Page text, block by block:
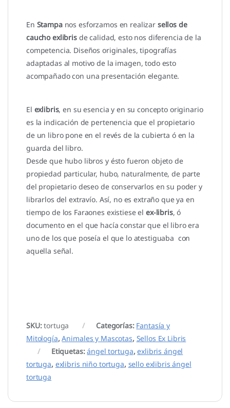
En Stampanos esforzamos en realizar sellos de
caucho exlibrisde calidad, esto nos diferencia de la
competencia. Diseños originales, tipografías
adaptadas al motivo de la imagen, todo esto
acompañado con una presentación elegante.
El exlibris, en su esencia y en su concepto originario
es la indicación de pertenencia que el propietario
de un libro pone en el revés de la cubierta ó en la
guarda del libro.
Desde que hubo libros y ésto fueron objeto de
propiedad particular, hubo, naturalmente, de parte
del propietario deseo de conservarlos en su poder y
librarlos del extravío. Así, no es extraño que ya en
tiempo de los Faraones existiese el ex-libris, ó
documento en el que hacía constar que el libro era
uno de los que poseía el que lo atestiguaba con
aquella señal.
SKU:tortuga Categorías: Fantasía y
Mitología,Animales y Mascotas, Sellos Ex Libris
Etiquetas:ángel tortuga,exlibris ángel
tortuga, exlibris niño tortuga, sello exlibris ángel
tortuga